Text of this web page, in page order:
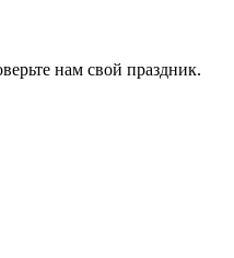
нам свой праздник.